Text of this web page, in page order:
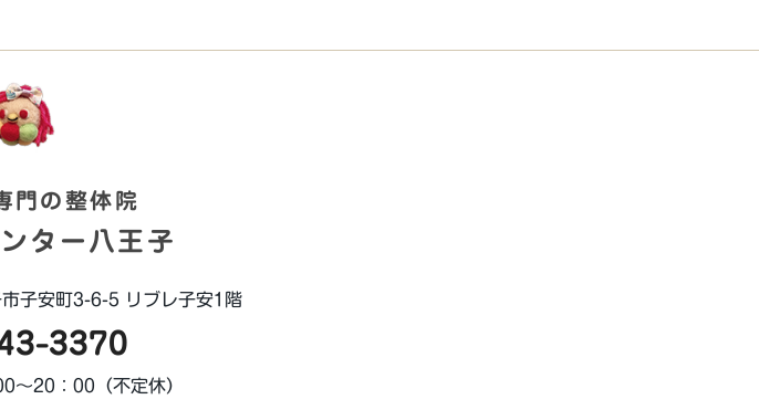
門の整体院
ター八王子
子安町3-6-5 リブレ子安1階
3370
～20：00（不定休）